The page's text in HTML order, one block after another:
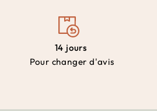
14 jours
Pour changer d'avis